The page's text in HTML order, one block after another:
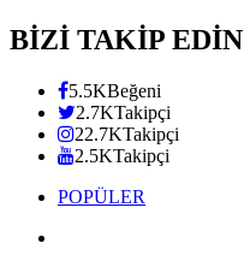
BİZİ TAKİP EDİN
5.5KBeğeni
2.7KTakipçi
22.7KTakipçi
2.5KTakipçi
POPÜLER